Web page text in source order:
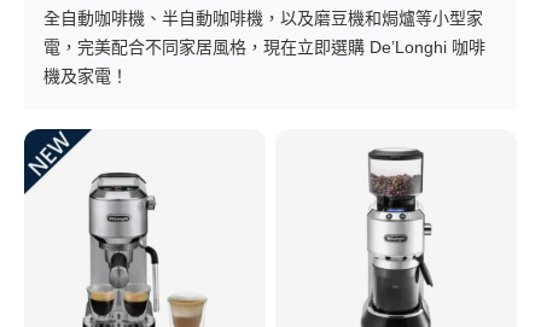
全自動咖啡機、半自動咖啡機，以及磨豆機和焗爐等小型家
電，完美配合不同家居風格，現在立即選購 De’Longhi 咖啡
機及家電！